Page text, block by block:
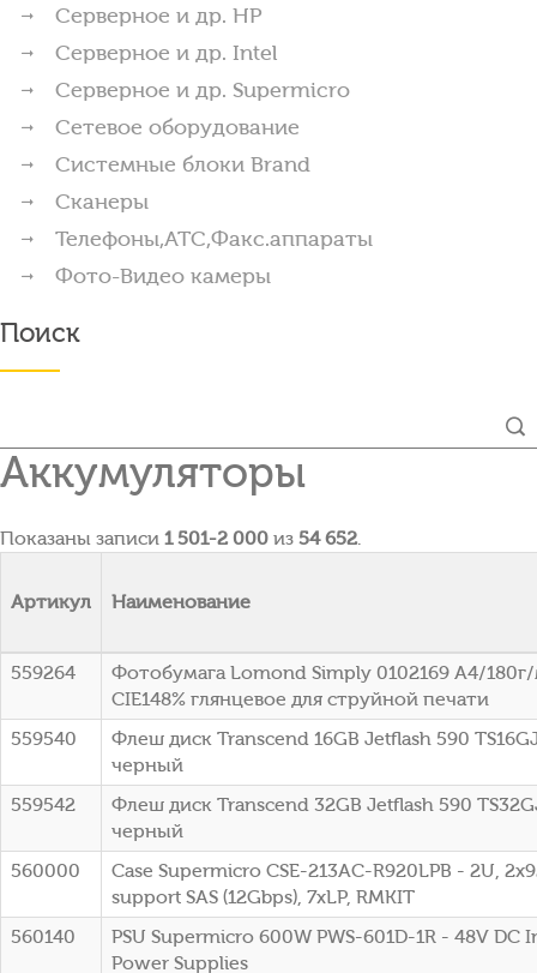
Серверное и др. HP
Серверное и др. Intel
Серверное и др. Supermicro
Сетевое оборудование
Системные блоки Brand
Сканеры
Телефоны,АТС,Факс.аппараты
Фото-Видео камеры
Поиск
Аккумуляторы
Показаны записи 1 501-2 000 из 54 652.
Артикул Наименование
559264
Фотобумага Lomond Simply 0102169 A4/
CIE148% глянцевое для струйной печати
559540
Флеш диск Transcend 16GB Jetflash 590
черный
559542
Флеш диск Transcend 32GB Jetflash 590
черный
560000
Case Supermicro CSE-213AC-R920LPB - 2U,
support SAS (12Gbps), 7xLP, RMKIT
560140
PSU Supermicro 600W PWS-601D-1R - 48V DC
Power Supplies